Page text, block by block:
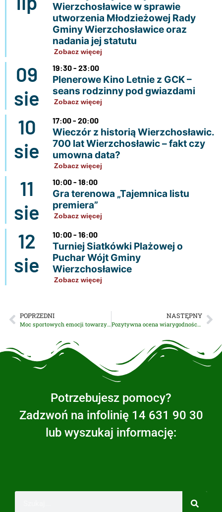
Wierzchosławice w sprawie
utworzenia Młodzieżowej Rady
Gminy Wierzchosławice oraz
nadania jej statutu
Zobacz więcej
09
sie
19:30 - 23:00
Plenerowe Kino Letnie z GCK –
seans rodzinny pod gwiazdami
Zobacz więcej
10
sie
17:00 - 20:00
Wieczór z historią Wierzchosławic.
700 lat Wierzchosławic – fakt czy
umowna data?
Zobacz więcej
11
sie
10:00 - 18:00
Gra terenowa „Tajemnica listu
premiera”
Zobacz więcej
12
sie
10:00 - 16:00
Turniej Siatkówki Plażowej o
Puchar Wójt Gminy
Wierzchosławice
Zobacz więcej
POPRZEDNI NASTĘPNY
Pozytywna ocena wiarygodności kredytowej SIM Małopolska
Potrzebujesz pomocy?
Zadzwoń na infolinię 14 631 90 30
lub wyszukaj informację: